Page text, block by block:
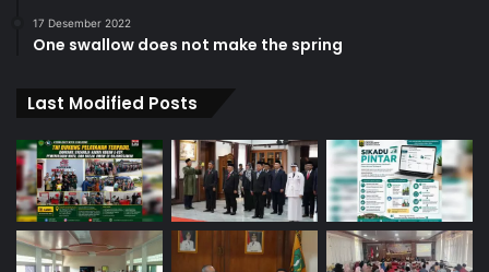
17 Desember 2022
One swallow does not make the spring
Last Modified Posts